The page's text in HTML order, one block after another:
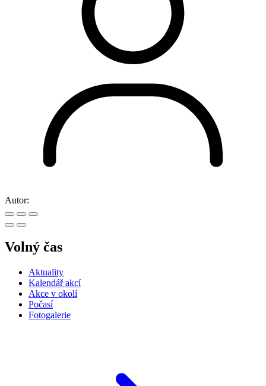
Autor:
Volný čas
Aktuality
Kalendář akcí
Akce v okolí
Počasí
Fotogalerie